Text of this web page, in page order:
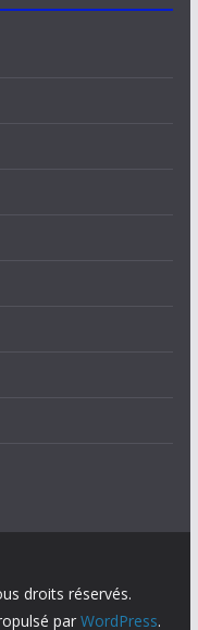
droits réservés.
par WordPress.